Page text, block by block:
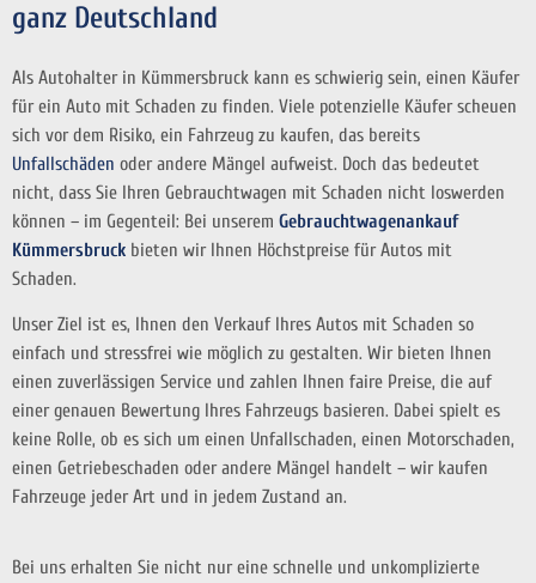
ganz Deutschland
Als Autohalter in Kümmersbruck kann es schwierig sein, einen Käufer
für ein Auto mit Schaden zu finden. Viele potenzielle Käufer scheuen
sich vor dem Risiko, ein Fahrzeug zu kaufen, das bereits
Unfallschäden oder andere Mängel aufweist. Doch das bedeutet
nicht, dass Sie Ihren Gebrauchtwagen mit Schaden nicht loswerden
können – im Gegenteil: Bei unserem Gebrauchtwagenankauf
Kümmersbruck bieten wir Ihnen Höchstpreise für Autos mit
Schaden.
Unser Ziel ist es, Ihnen den Verkauf Ihres Autos mit Schaden so
einfach und stressfrei wie möglich zu gestalten. Wir bieten Ihnen
einen zuverlässigen Service und zahlen Ihnen faire Preise, die auf
einer genauen Bewertung Ihres Fahrzeugs basieren. Dabei spielt es
keine Rolle, ob es sich um einen Unfallschaden, einen Motorschaden,
einen Getriebeschaden oder andere Mängel handelt – wir kaufen
Fahrzeuge jeder Art und in jedem Zustand an.
Bei uns erhalten Sie nicht nur eine schnelle und unkomplizierte